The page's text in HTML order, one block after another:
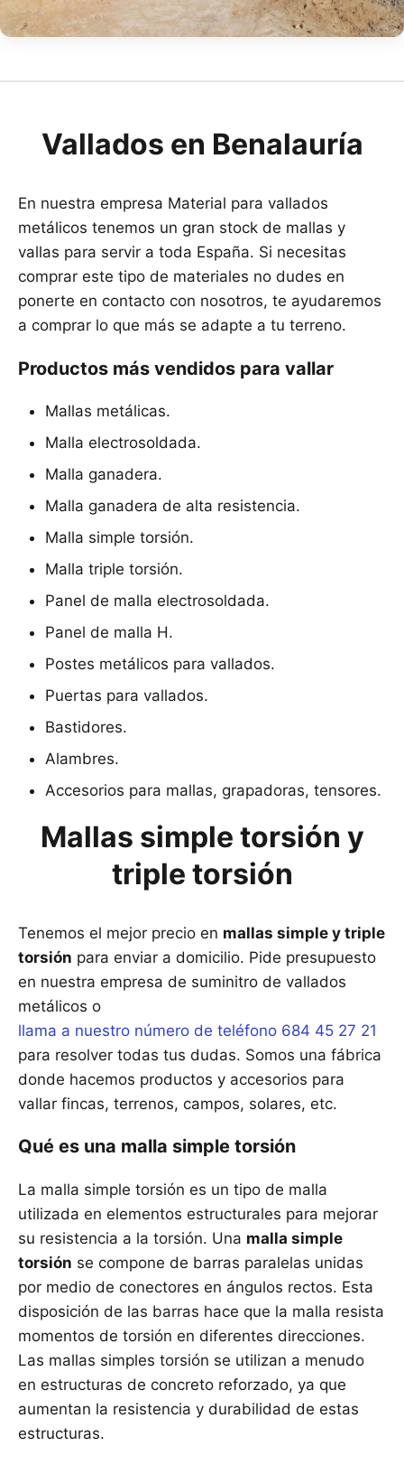
Vallados en Benalauría
En nuestra empresa Material para vallados
metálicos tenemos un gran stock de mallas y
vallas para servir a toda España. Si necesitas
comprar este tipo de materiales no dudes en
ponerte en contacto con nosotros, te ayudaremos
a comprar lo que más se adapte a tu terreno.
Productos más vendidos para vallar
Mallas metálicas.
Malla electrosoldada.
Malla ganadera.
Malla ganadera de alta resistencia.
Malla simple torsión.
Malla triple torsión.
Panel de malla electrosoldada.
Panel de malla H.
Postes metálicos para vallados.
Puertas para vallados.
Bastidores.
Alambres.
Accesorios para mallas, grapadoras, tensores.
Mallas simple torsión y
triple torsión
Tenemos el mejor precio en mallas simple y triple
torsión para enviar a domicilio. Pide presupuesto
en nuestra empresa de suminitro de vallados
metálicos o
llama a nuestro número de teléfono 684 45 27 21
para resolver todas tus dudas. Somos una fábrica
donde hacemos productos y accesorios para
vallar fincas, terrenos, campos, solares, etc.
Qué es una malla simple torsión
La malla simple torsión es un tipo de malla
utilizada en elementos estructurales para mejorar
su resistencia a la torsión. Una malla simple
torsión se compone de barras paralelas unidas
por medio de conectores en ángulos rectos. Esta
disposición de las barras hace que la malla resista
momentos de torsión en diferentes direcciones.
Las mallas simples torsión se utilizan a menudo
en estructuras de concreto reforzado, ya que
aumentan la resistencia y durabilidad de estas
estructuras.